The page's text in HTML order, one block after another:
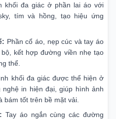
khối đa giác ở phần lai áo với
tím và hồng, tạo hiệu ứng
Phần cổ áo, nẹp cúc và tay áo
kết hợp đường viền nhẹ tạo
thể.
khối đa giác được thể hiện ở
in hiện đại, giúp hình ảnh
bám tốt trên bề mặt vải.
Tay áo ngắn cùng các đường